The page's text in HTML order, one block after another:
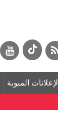
الإعلانات المبوبة